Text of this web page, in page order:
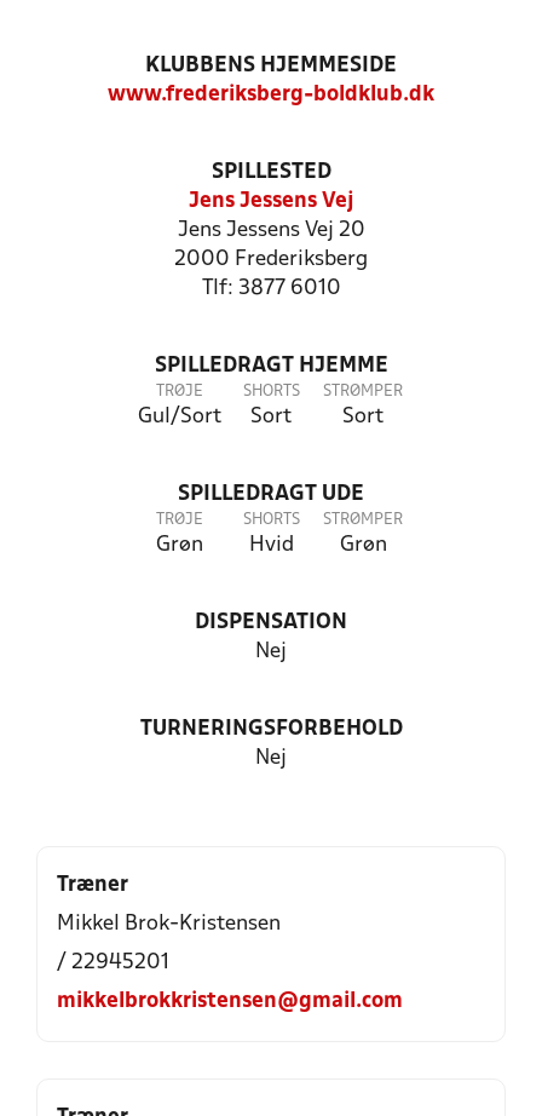
KLUBBENS HJEMMESIDE
www.frederiksberg-boldklub.dk
SPILLESTED
Jens Jessens Vej
Jens Jessens Vej 20
2000 Frederiksberg
Tlf: 3877 6010
SPILLEDRAGT HJEMME
TRØJE
Gul/Sort
SHORTS
Sort
STRØMPER
Sort
SPILLEDRAGT UDE
TRØJE
Grøn
SHORTS
Hvid
STRØMPER
Grøn
DISPENSATION
Nej
TURNERINGSFORBEHOLD
Nej
Træner
Mikkel Brok-Kristensen
/ 22945201
mikkelbrokkristensen@gmail.com